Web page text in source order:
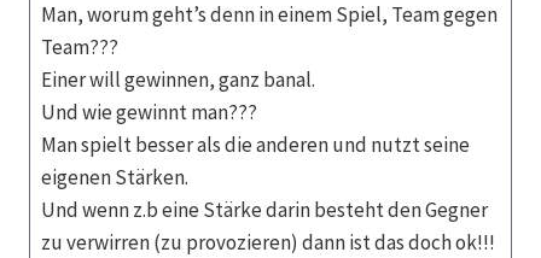
Man, worum geht’s denn in einem Spiel, Team gegen
Team???
Einer will gewinnen, ganz banal.
Und wie gewinnt man???
Man spielt besser als die anderen und nutzt seine
eigenen Stärken.
Und wenn z.b eine Stärke darin besteht den Gegner
zu verwirren (zu provozieren) dann ist das doch ok!!!